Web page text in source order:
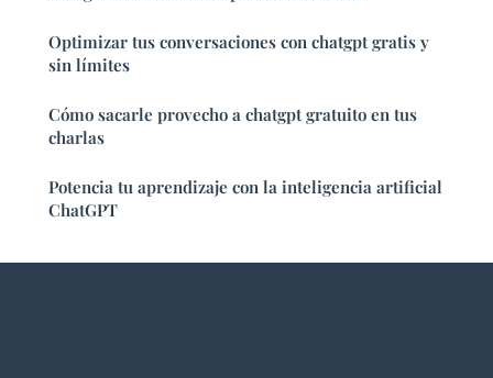
Optimizar tus conversaciones con chatgpt gratis y
sin límites
Cómo sacarle provecho a chatgpt gratuito en tus
charlas
Potencia tu aprendizaje con la inteligencia artificial
ChatGPT